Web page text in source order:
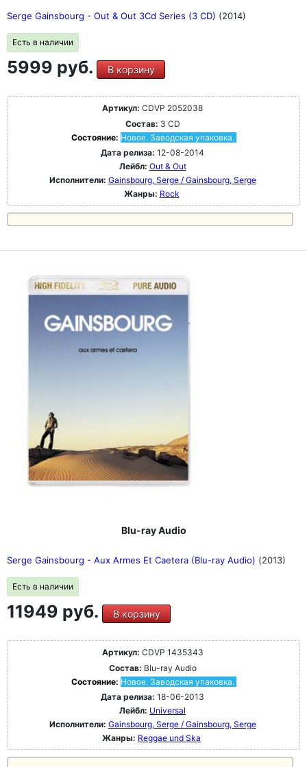
Serge Gainsbourg - Out & Out 3Cd Series (3 CD) (2014)
Есть в наличии
5999 руб. В корзину
Артикул: CDVP 2052038
Состав: 3 CD
Состояние: Новое. Заводская упаковка.
Дата релиза: 12-08-2014
Лейбл: Out & Out
Исполнители: Gainsbourg, Serge / Gainsbourg, Serge
Жанры: Rock
Blu-ray Audio
Serge Gainsbourg - Aux Armes Et Caetera (Blu-ray Audio) (2013)
Есть в наличии
11949 руб. В корзину
Артикул: CDVP 1435343
Состав: Blu-ray Audio
Состояние: Новое. Заводская упаковка.
Дата релиза: 18-06-2013
Лейбл: Universal
Исполнители: Gainsbourg, Serge / Gainsbourg, Serge
Жанры: Reggae und Ska